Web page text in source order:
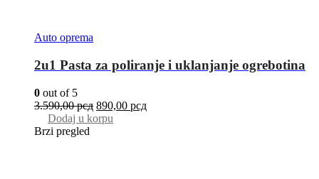
Auto oprema
2u1 Pasta za poliranje i uklanjanje ogrebotina
0 out of 5
3.590,00рсд 890,00 рсд
Dodaj u korpu
Brzi pregled